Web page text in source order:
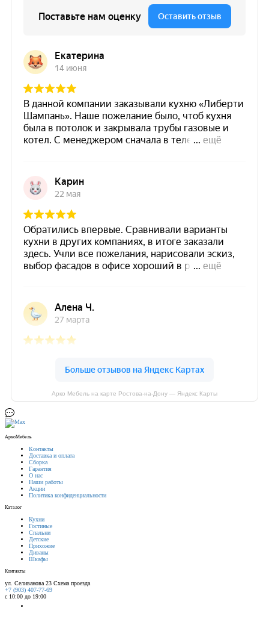
Арко Мебель на карте Ростова-на-Дону — Яндекс Карты
АркоМебель
Контакты
Доставка и оплата
Сборка
Гарантия
О нас
Наши работы
Акции
Политика конфиденциальности
Каталог
Кухни
Гостиные
Спальни
Детские
Прихожие
Диваны
Шкафы
Контакты
ул. Селиванова 23 Схема проезда
+7 (903) 407-77-69
с 10:00 до 19:00